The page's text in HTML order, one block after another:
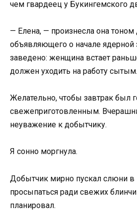
чем гвардеец у Букингемского
— Елена, — произнесла она тоном
объявляющего о начале
заведено: женщина встает
должен уходить на работу сытым.
Желательно, чтобы завтрак был
свежеприготовленным.
неуважение к добытчику.
Я сонно моргнула.
Добытчик мирно пускал слюни в
просыпаться ради свежих
планировал.